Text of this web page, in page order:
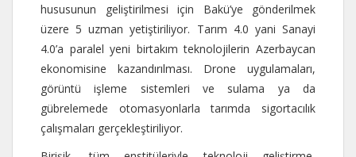
hususunun geliştirilmesi için Bakü’ye gönderilmek
üzere 5 uzman yetiştiriliyor. Tarım 4.0 yani Sanayi
4.0’a paralel yeni birtakım teknolojilerin Azerbaycan
ekonomisine kazandırılması. Drone uygulamaları,
görüntü işleme sistemleri ve sulama ya da
gübrelemede otomasyonlarla tarımda sigortacılık
çalışmaları gerçekleştiriliyor.